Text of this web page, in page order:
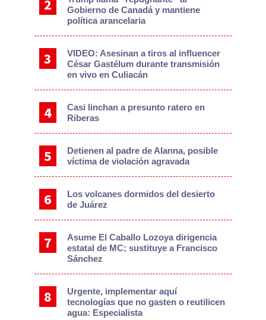
Gobierno de Canadá y mantiene
política arancelaria
VIDEO: Asesinan a tiros al influencer
César Gastélum durante transmisión
en vivo en Culiacán
Casi linchan a presunto ratero en
Riberas
Detienen al padre de Alanna, posible
víctima de violación agravada
Los volcanes dormidos del desierto
de Juárez
Asume El Caballo Lozoya dirigencia
estatal de MC; sustituye a Francisco
Sánchez
Urgente, implementar aquí
tecnologías que no gasten o reutilicen
agua: Especialista